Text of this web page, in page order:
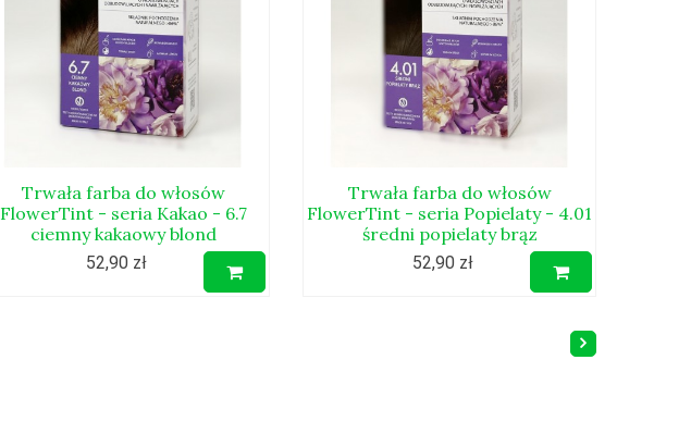
Trwała farba do włosów
FlowerTint - seria Kakao - 6.7
ciemny kakaowy blond
52,90 zł
Trwała farba do włosów
FlowerTint - seria Popielaty - 4.01
średni popielaty brąz
52,90 zł